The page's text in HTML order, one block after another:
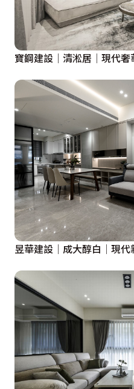
寶鋼建設│清淞居│現代
昱華建設│成大醇白│現